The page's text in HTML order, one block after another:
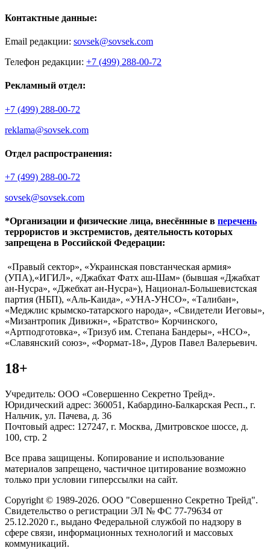
Контактные данные:
Email редакции: sovsek@sovsek.com
Телефон редакции: +7 (499) 288-00-72
Рекламный отдел:
+7 (499) 288-00-72
reklama@sovsek.com
Отдел распространения:
+7 (499) 288-00-72
sovsek@sovsek.com
*Организации и физические лица, внесённные в перечень
террористов и экстремистов, деятельность которых
запрещена в Российской Федерации:
«Правый сектор», «Украинская повстанческая армия»
(УПА),«ИГИЛ», «Джабхат Фатх аш-Шам» (бывшая «Джабхат
ан-Нусра», «Джебхат ан-Нусра»), Национал-Большевистская
партия (НБП), «Аль-Каида», «УНА-УНСО», «Талибан»,
«Меджлис крымско-татарского народа», «Свидетели Иеговы»,
«Мизантропик Дивижн», «Братство» Корчинского,
«Артподготовка», «Тризуб им. Степана Бандеры», «НСО»,
«Славянский союз», «Формат-18», Дуров Павел Валерьевич.
18+
Учредитель: ООО «Совершенно Секретно Трейд».
Юридический адрес: 360051, Кабардино-Балкарская Респ., г.
Нальчик, ул. Пачева, д. 36
Почтовый адрес: 127247, г. Москва, Дмитровское шоссе, д.
100, стр. 2
Все права защищены. Копирование и использование
материалов запрещено, частичное цитирование возможно
только при условии гиперссылки на сайт.
Copyright © 1989-2026. ООО "Совершенно Секретно Трейд".
Свидетельство о регистрации ЭЛ № ФС 77-79634 от
25.12.2020 г., выдано Федеральной службой по надзору в
сфере связи, информационных технологий и массовых
коммуникаций.